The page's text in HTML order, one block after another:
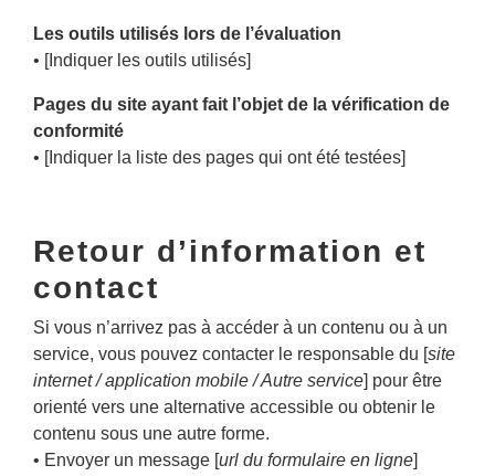
Les outils utilisés lors de l’évaluation
• [Indiquer les outils utilisés]
Pages du site ayant fait l’objet de la vérification de
conformité
• [Indiquer la liste des pages qui ont été testées]
Retour d’information et
contact
Si vous n’arrivez pas à accéder à un contenu ou à un
service, vous pouvez contacter le responsable du [site
internet / application mobile / Autre service] pour être
orienté vers une alternative accessible ou obtenir le
contenu sous une autre forme.
• Envoyer un message [url du formulaire en ligne]